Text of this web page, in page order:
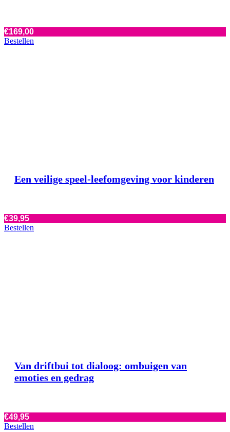
€169,00
Bestellen
Een veilige speel-leefomgeving voor kinderen
€39,95
Bestellen
Van driftbui tot dialoog: ombuigen van
emoties en gedrag
€49,95
Bestellen